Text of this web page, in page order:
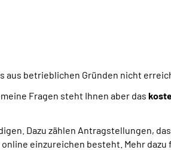
aus betrieblichen Gründen nicht
Fragen steht Ihnen aber das
Dazu zählen Antragstellungen,
einzureichen besteht. Mehr dazu